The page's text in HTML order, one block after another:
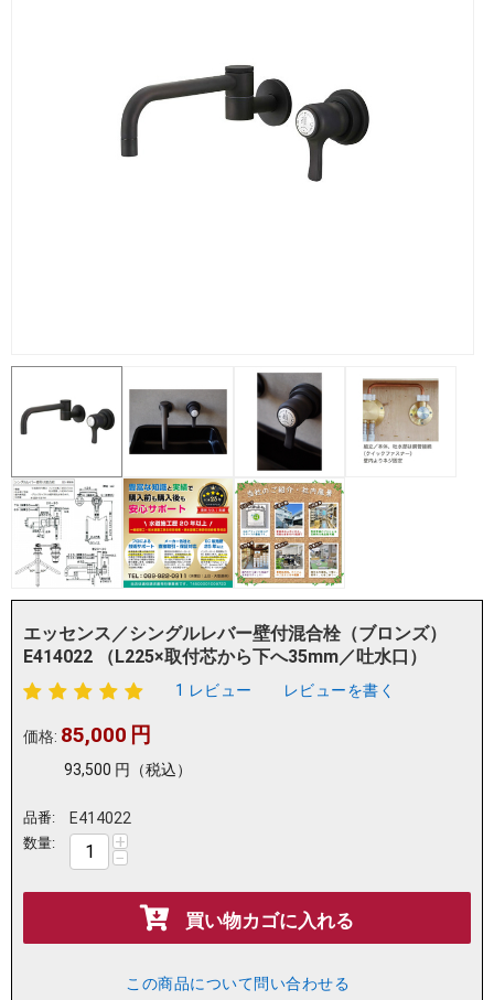
エッセンス／シングルレバー壁付混合栓（ブロンズ）
E414022 （L225×取付芯から下へ35mm／吐水口）
1 レビュー レビューを書く
価格: 85,000 円
93,500 円 （税込）
品番: E414022
数量: +
−
買い物カゴに入れる
この商品について問い合わせる